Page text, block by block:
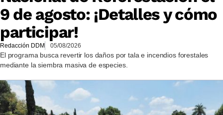
9 de agosto: ¡Detalles y cómo
participar!
Redacción DDM 05/08/2026
El programa busca revertir los daños por tala e incendios forestales
mediante la siembra masiva de especies.